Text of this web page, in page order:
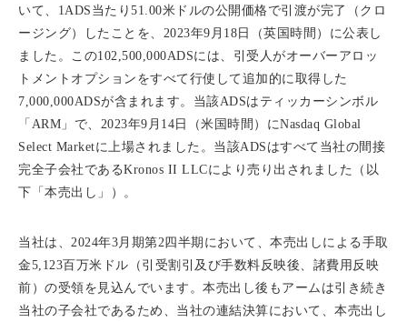
いて、1ADS当たり51.00米ドルの公開価格で引渡が完了（クロ
ージング）したことを、2023年9月18日（英国時間）に公表し
ました。この102,500,000ADSには、引受人がオーバーアロッ
トメントオプションをすべて行使して追加的に取得した
7,000,000ADSが含まれます。当該ADSはティッカーシンボル
「ARM」で、2023年9月14日（米国時間）にNasdaq Global
Select Marketに上場されました。当該ADSはすべて当社の間接
完全子会社であるKronos II LLCにより売り出されました（以
下「本売出し」）。
当社は、2024年3月期第2四半期において、本売出しによる手取
金5,123百万米ドル（引受割引及び手数料反映後、諸費用反映
前）の受領を見込んでいます。本売出し後もアームは引き続き
当社の子会社であるため、当社の連結決算において、本売出し